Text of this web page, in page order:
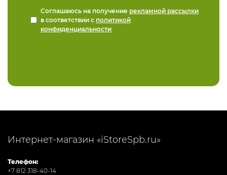
Соглашаюсь на получение рекламной рассылки
в соответствии с политикой
конфиденциальности
Интернет-магазин «iStoreSpb.ru»
Телефон:
+7 812 318-40-14